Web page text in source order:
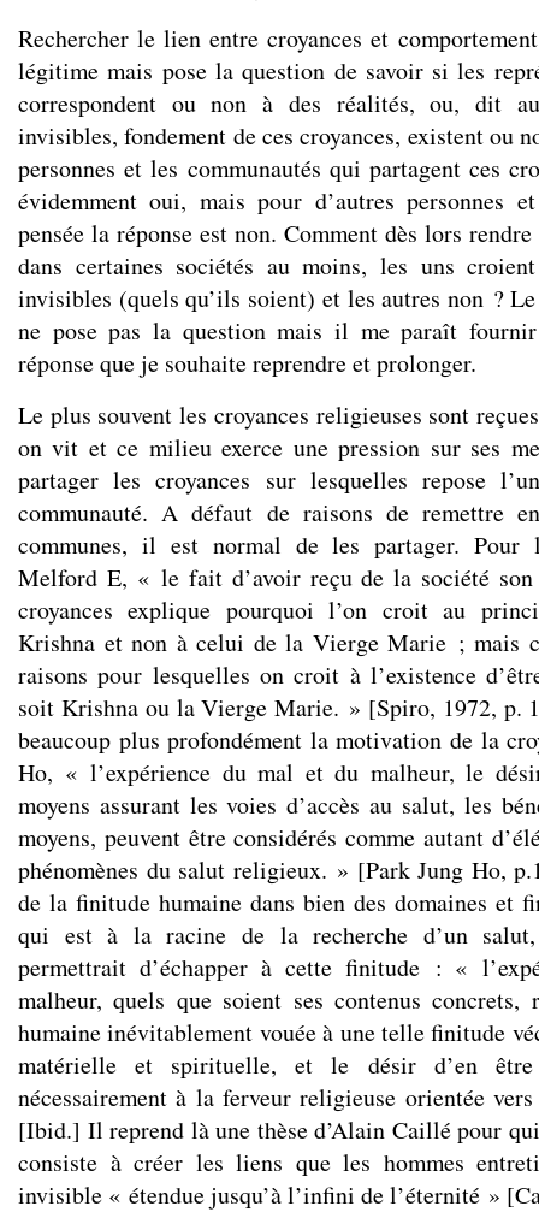
Rechercher le lien entre croyances et
légitime mais pose la question de savoir si les
correspondent ou non à des réalités, ou, dit
invisibles, fondement de ces croyances, existent ou
personnes et les communautés qui partagent ces
évidemment oui, mais pour d’autres personnes
pensée la réponse est non. Comment dès lors
dans certaines sociétés au moins, les uns
invisibles (quels qu’ils soient) et les autres non ?
ne pose pas la question mais il me paraît
réponse que je souhaite reprendre et prolonger.
Le plus souvent les croyances religieuses sont
on vit et ce milieu exerce une pression sur ses
partager les croyances sur lesquelles repose
communauté. A défaut de raisons de remettre
communes, il est normal de les partager. Pour
Melford E, « le fait d’avoir reçu de la société son
croyances explique pourquoi l’on croit au
Krishna et non à celui de la Vierge Marie ; mais
raisons pour lesquelles on croit à l’existence
soit Krishna ou la Vierge Marie. » [Spiro, 1972, p.
beaucoup plus profondément la motivation de la
Ho, « l’expérience du mal et du malheur, le
moyens assurant les voies d’accès au salut, les
moyens, peuvent être considérés comme autant
phénomènes du salut religieux. » [Park Jung Ho,
de la finitude humaine dans bien des domaines et
qui est à la racine de la recherche d’un
permettrait d’échapper à cette finitude : «
malheur, quels que soient ses contenus
humaine inévitablement vouée à une telle finitude
matérielle et spirituelle, et le désir d’en
nécessairement à la ferveur religieuse orientée
[Ibid.] Il reprend là une thèse d’Alain Caillé pour
consiste à créer les liens que les hommes
invisible « étendue jusqu’à l’infini de l’éternité »